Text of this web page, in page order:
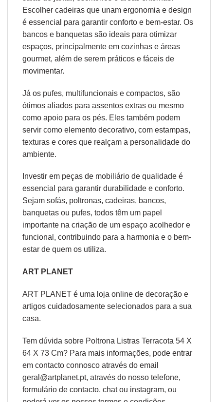
Escolher cadeiras que unam ergonomia e design
é essencial para garantir conforto e bem-estar. Os
bancos e banquetas são ideais para otimizar
espaços, principalmente em cozinhas e áreas
gourmet, além de serem práticos e fáceis de
movimentar.
Já os pufes, multifuncionais e compactos, são
ótimos aliados para assentos extras ou mesmo
como apoio para os pés. Eles também podem
servir como elemento decorativo, com estampas,
texturas e cores que realçam a personalidade do
ambiente.
Investir em peças de mobiliário de qualidade é
essencial para garantir durabilidade e conforto.
Sejam sofás, poltronas, cadeiras, bancos,
banquetas ou pufes, todos têm um papel
importante na criação de um espaço acolhedor e
funcional, contribuindo para a harmonia e o bem-
estar de quem os utiliza.
ART PLANET
ART PLANET é uma loja online de decoração e
artigos cuidadosamente selecionados para a sua
casa.
Tem dúvida sobre Poltrona Listras Terracota 54 X
64 X 73 Cm? Para mais informações, pode entrar
em contacto connosco através do email
geral@artplanet.pt, através do nosso telefone,
formulário de contacto, chat ou instagram, ou